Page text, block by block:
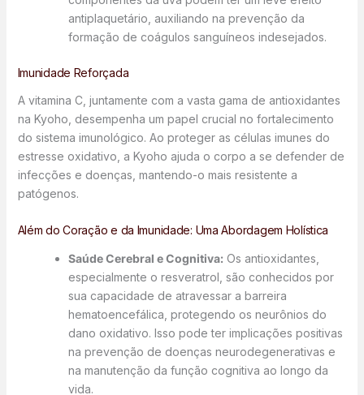
antiplaquetário, auxiliando na prevenção da
formação de coágulos sanguíneos indesejados.
Imunidade Reforçada
A vitamina C, juntamente com a vasta gama de antioxidantes
na Kyoho, desempenha um papel crucial no fortalecimento
do sistema imunológico. Ao proteger as células imunes do
estresse oxidativo, a Kyoho ajuda o corpo a se defender de
infecções e doenças, mantendo-o mais resistente a
patógenos.
Além do Coração e da Imunidade: Uma Abordagem Holística
Saúde Cerebral e Cognitiva:Os antioxidantes,
especialmente o resveratrol, são conhecidos por
sua capacidade de atravessar a barreira
hematoencefálica, protegendo os neurônios do
dano oxidativo. Isso pode ter implicações positivas
na prevenção de doenças neurodegenerativas e
na manutenção da função cognitiva ao longo da
vida.